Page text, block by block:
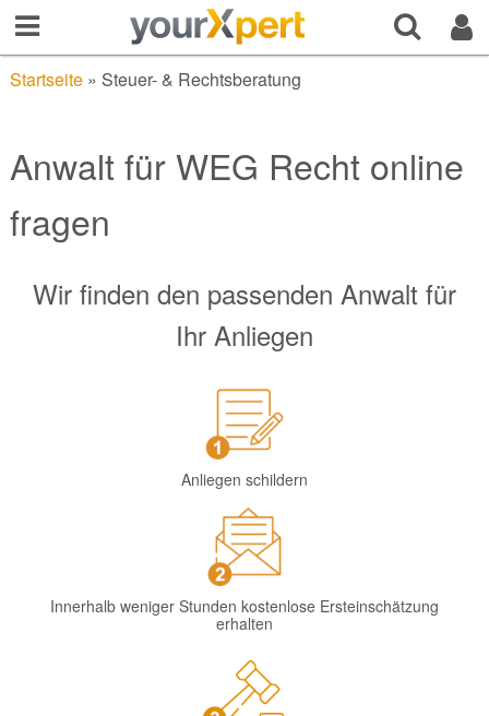
Startseite» Steuer- & Rechtsberatung
Anwalt für WEG Recht online
fragen
Wir finden den passenden Anwalt für
Ihr Anliegen
Anliegen schildern
Innerhalb weniger Stunden kostenlose Ersteinschätzung
erhalten